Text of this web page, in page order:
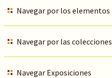
Navegar por los elementos
Navegar por las colecciones
Navegar Exposiciones